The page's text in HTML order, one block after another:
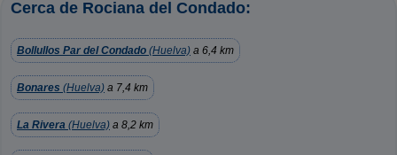
Cerca de Rociana del Condado:
Bollullos Par del Condado (Huelva) a 6,4 km
Bonares (Huelva) a 7,4 km
La Rivera (Huelva) a 8,2 km